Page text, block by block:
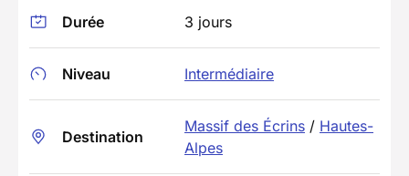
Durée 3 jours
Niveau Intermédiaire
Destination
Massif des Écrins / Hautes-
Alpes